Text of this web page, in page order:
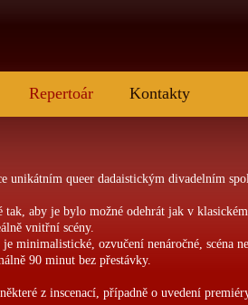
Repertoár Kontakty
unikátním queer dadaistickým divadelním
tak, aby je bylo možné odehrát jak v
vnitřní scény.
minimalistické, ozvučení nenáročné, scéna
90 minut bez přestávky.
z inscenací, případně o uvedení